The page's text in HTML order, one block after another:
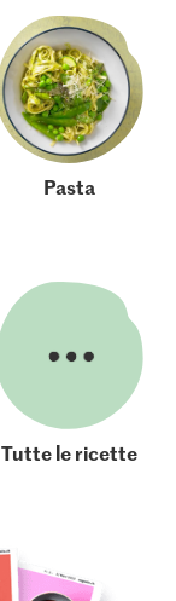
Pasta
Tutte le ricette